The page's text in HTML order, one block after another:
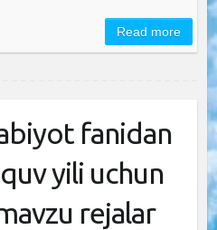
Read more
fanidan
yili uchun
rejalar